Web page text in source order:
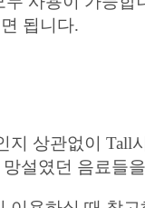
됩니다.
상관없이
설였던 음료들